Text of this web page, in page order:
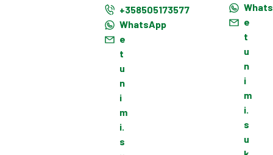
+358505173577
WhatsApp
e
t
u
n
i
m
i.
s
e
t
u
n
i
m
i.
s
u